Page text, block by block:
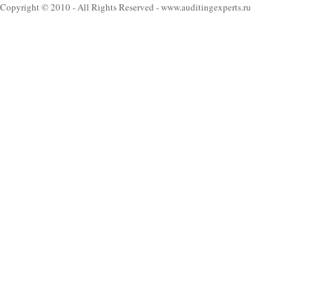
Copyright © 2010 - All Rights Reserved - www.auditingexperts.ru